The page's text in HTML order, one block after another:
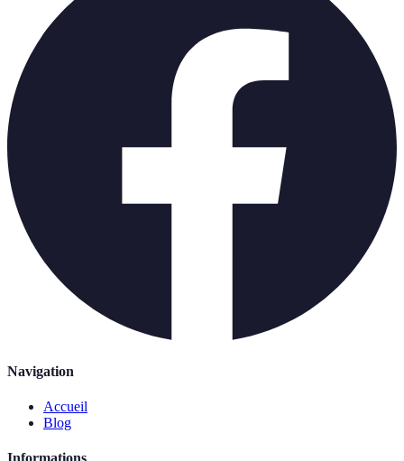
Navigation
Accueil
Blog